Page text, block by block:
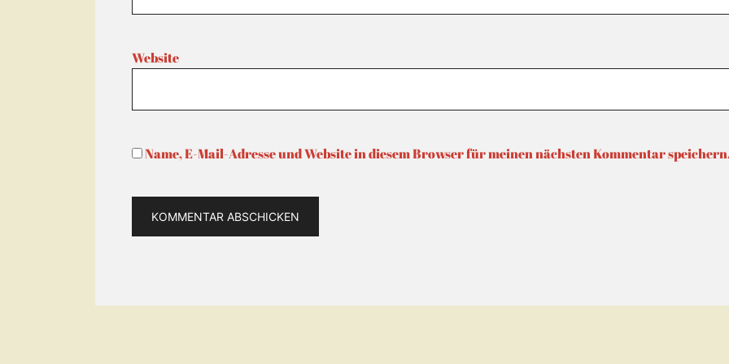
Website
Name, E-Mail-Adresse und Website in diesem Browser für meinen nächsten Kommentar